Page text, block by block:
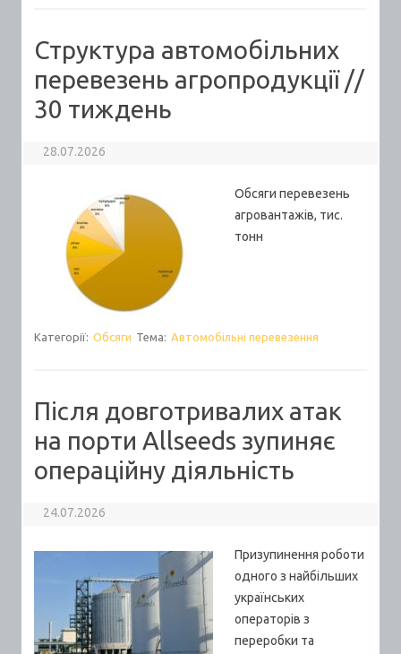
Структура автомобільних
перевезень агропродукції //
30 тиждень
28.07.2026
Обсяги перевезень
агровантажів, тис.
тонн
Категорії: Обсяги Тема: Автомобільні перевезення
Після довготривалих атак
на порти Allseeds зупиняє
операційну діяльність
24.07.2026
Призупинення роботи
одного з найбільших
українських
операторів з
переробки та